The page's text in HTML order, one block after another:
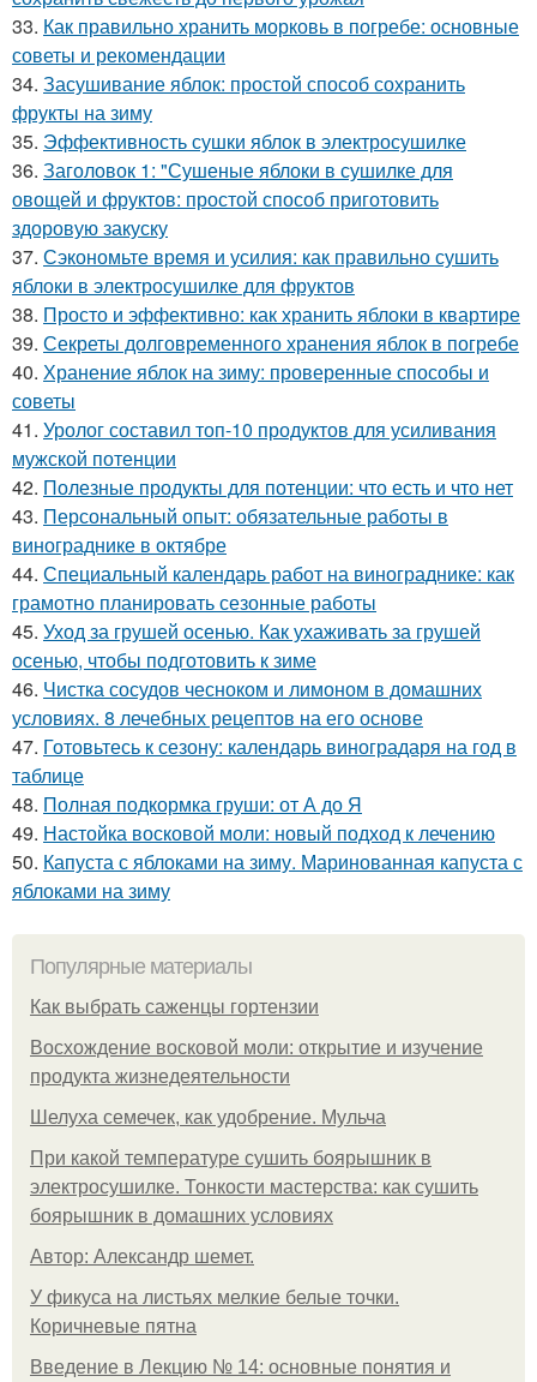
33. Как правильно хранить морковь в погребе: основные
советы и рекомендации
34. Засушивание яблок: простой способ сохранить
фрукты на зиму
35. Эффективность сушки яблок в электросушилке
36. Заголовок 1: "Сушеные яблоки в сушилке для
овощей и фруктов: простой способ приготовить
здоровую закуску
37. Сэкономьте время и усилия: как правильно сушить
яблоки в электросушилке для фруктов
38. Просто и эффективно: как хранить яблоки в квартире
39. Секреты долговременного хранения яблок в погребе
40. Хранение яблок на зиму: проверенные способы и
советы
41. Уролог составил топ-10 продуктов для усиливания
мужской потенции
42. Полезные продукты для потенции: что есть и что нет
43. Персональный опыт: обязательные работы в
винограднике в октябре
44. Специальный календарь работ на винограднике: как
грамотно планировать сезонные работы
45. Уход за грушей осенью. Как ухаживать за грушей
осенью, чтобы подготовить к зиме
46. Чистка сосудов чесноком и лимоном в домашних
условиях. 8 лечебных рецептов на его основе
47. Готовьтесь к сезону: календарь виноградаря на год в
таблице
48. Полная подкормка груши: от А до Я
49. Настойка восковой моли: новый подход к лечению
50. Капуста с яблоками на зиму. Маринованная капуста с
яблоками на зиму
Популярные материалы
Как выбрать саженцы гортензии
Восхождение восковой моли: открытие и изучение
продукта жизнедеятельности
Шелуха семечек, как удобрение. Мульча
При какой температуре сушить боярышник в
электросушилке. Тонкости мастерства: как сушить
боярышник в домашних условиях
Автор: Александр шемет.
У фикуса на листьях мелкие белые точки.
Коричневые пятна
Введение в Лекцию № 14: основные понятия и